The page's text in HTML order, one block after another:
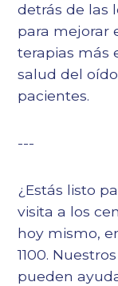
detrás de las
para mejorar
terapias más
salud del
pacientes.
---
¿Estás listo
visita a los
hoy mismo,
1100.
pueden